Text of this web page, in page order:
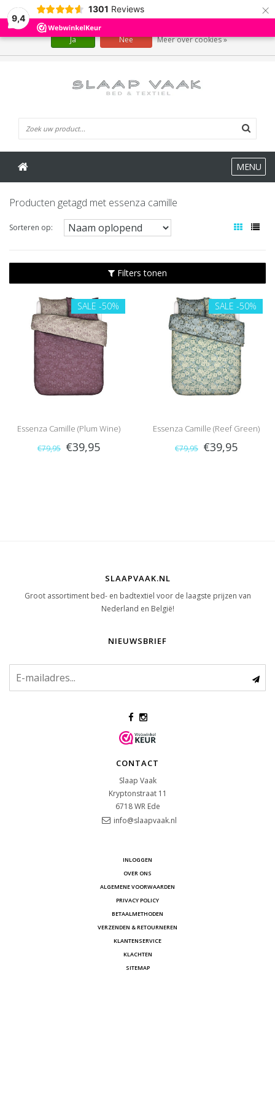
9,4
1301 Reviews ×
MENU
Producten getagd met essenza camille
Sorteren op:
Filters tonen
SALE -50%
Essenza Camille (Plum Wine)
€79,95 €39,95
SALE -50%
Essenza Camille (Reef Green)
€79,95 €39,95
SLAAPVAAK.NL
Groot assortiment bed- en badtextiel voor de laagste prijzen van
Nederland en België!
NIEUWSBRIEF
CONTACT
Slaap Vaak
Kryptonstraat 11
6718 WR Ede
info@slaapvaak.nl
INLOGGEN
OVER ONS
ALGEMENE VOORWAARDEN
PRIVACY POLICY
BETAALMETHODEN
VERZENDEN & RETOURNEREN
KLANTENSERVICE
KLACHTEN
SITEMAP
Wij slaan cookies op om onze website te verbeteren. Is dat akkoord?
Ja Nee Meer over cookies »